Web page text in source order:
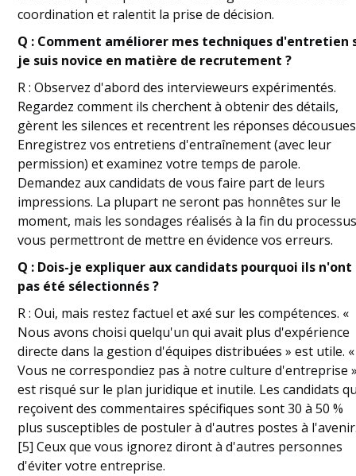
coordination et ralentit la prise de décision.
Q : Comment améliorer mes techniques d'entretien
je suis novice en matière de recrutement ?
R : Observez d'abord des intervieweurs expérimentés.
Regardez comment ils cherchent à obtenir des détails,
gèrent les silences et recentrent les réponses
Enregistrez vos entretiens d'entraînement (avec leur
permission) et examinez votre temps de parole.
Demandez aux candidats de vous faire part de leurs
impressions. La plupart ne seront pas honnêtes sur le
moment, mais les sondages réalisés à la fin du
vous permettront de mettre en évidence vos erreurs.
Q : Dois-je expliquer aux candidats pourquoi ils n'ont
pas été sélectionnés ?
R : Oui, mais restez factuel et axé sur les compétences. «
Nous avons choisi quelqu'un qui avait plus d'expérience
directe dans la gestion d'équipes distribuées » est utile. «
Vous ne correspondiez pas à notre culture d'entreprise
est risqué sur le plan juridique et inutile. Les candidats
reçoivent des commentaires spécifiques sont 30 à 50 %
plus susceptibles de postuler à d'autres postes à
[5] Ceux que vous ignorez diront à d'autres personnes
d'éviter votre entreprise.